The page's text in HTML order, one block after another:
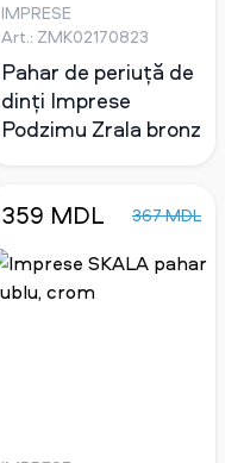
IMPRESE
Art.: ZMK02170823
Pahar de periuță de
dinți Imprese
Podzimu Zrala bronz
359 MDL 367 MDL